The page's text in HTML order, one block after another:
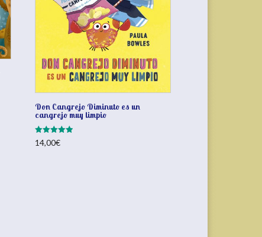
Don Cangrejo Diminuto es un
cangrejo muy limpio
Valorado
con
14,00€